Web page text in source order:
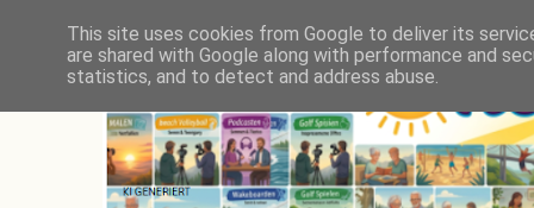
This site uses cookies from Google to deliver its
are shared with Google along with performance and
statistics, and to detect and address abuse.